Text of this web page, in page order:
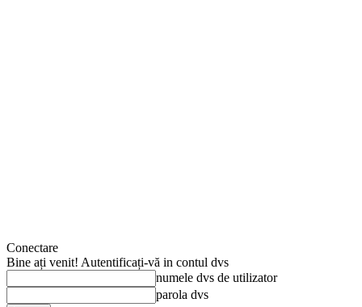
Conectare
Bine ați venit! Autentificați-vă in contul dvs
numele dvs de utilizator
parola dvs